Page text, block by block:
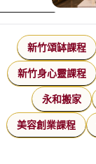
新竹頌缽課程
新竹身心靈課程
永和搬家
美容創業課程